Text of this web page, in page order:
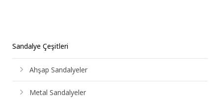
Sandalye Çeşitleri
Ahşap Sandalyeler
Metal Sandalyeler